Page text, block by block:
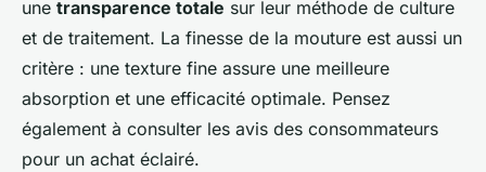
une transparence totale sur leur méthode de culture
et de traitement. La finesse de la mouture est aussi un
critère : une texture fine assure une meilleure
absorption et une efficacité optimale. Pensez
également à consulter les avis des consommateurs
pour un achat éclairé.